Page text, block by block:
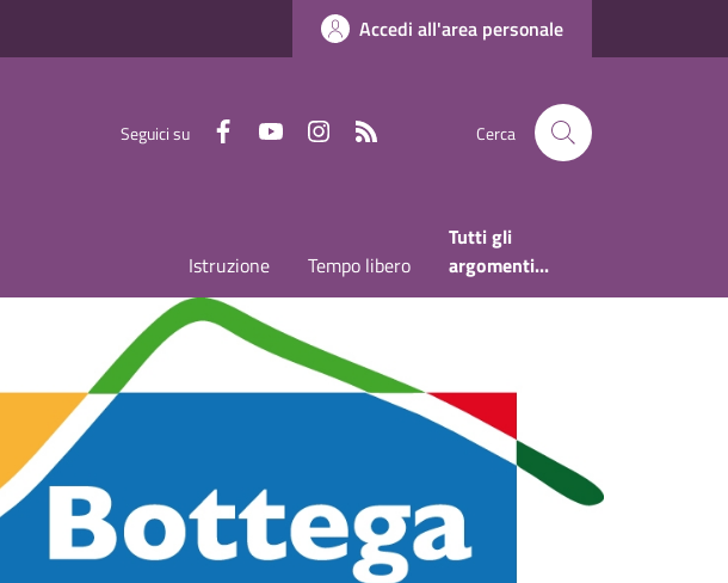
Accedi all'area personale
Seguici su FaceboookYoutubeInstagram Cerca
Istruzione Tempo libero
Tutti gli
argomenti...